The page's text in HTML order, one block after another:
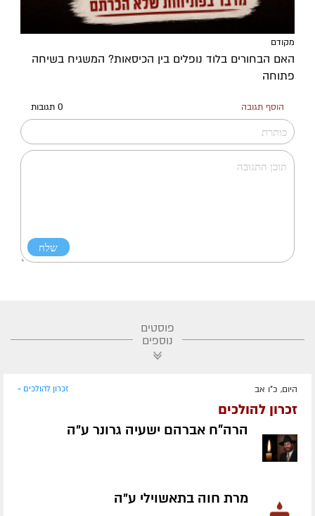
מקודם
האם הבחורים בלוד נופלים בין הכיסאות? המשגיח בשיחה
פתוחה
הוסף תגובה 0 תגובות
פוסטים
נוספים
היום, כ"ו אב זכרון להולכים »
זכרון להולכים
הרה"ח אברהם ישעיה גרונר ע״ה
מרת חוה בתאשוילי ע״ה